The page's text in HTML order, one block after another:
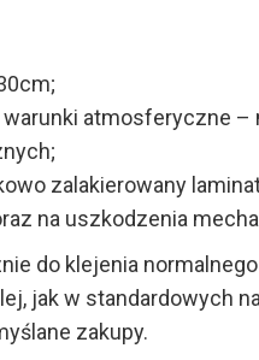
warunki atmosferyczne
zalakierowany
na uszkodzenia
do klejenia
jak w standardowych
zakupy.